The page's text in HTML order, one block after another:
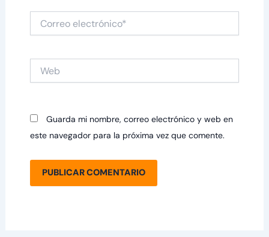
electrónico*
Guarda mi nombre, correo electrónico y web en
este navegador para la próxima vez que comente.